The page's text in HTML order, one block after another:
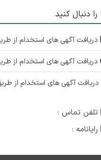
را دنبال کنید
دریافت آگهی های استخدام از
دریافت آگهی های استخدام از
دریافت آگهی های استخدام از
تلفن تماس :
رایانامه :